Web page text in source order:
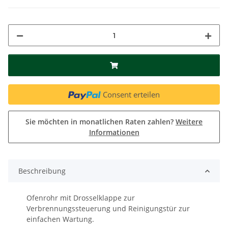
Consent erteilen
Sie möchten in monatlichen Raten zahlen? Weitere
Informationen
Beschreibung
Ofenrohr mit Drosselklappe zur
Verbrennungssteuerung und Reinigungstür zur
einfachen Wartung.